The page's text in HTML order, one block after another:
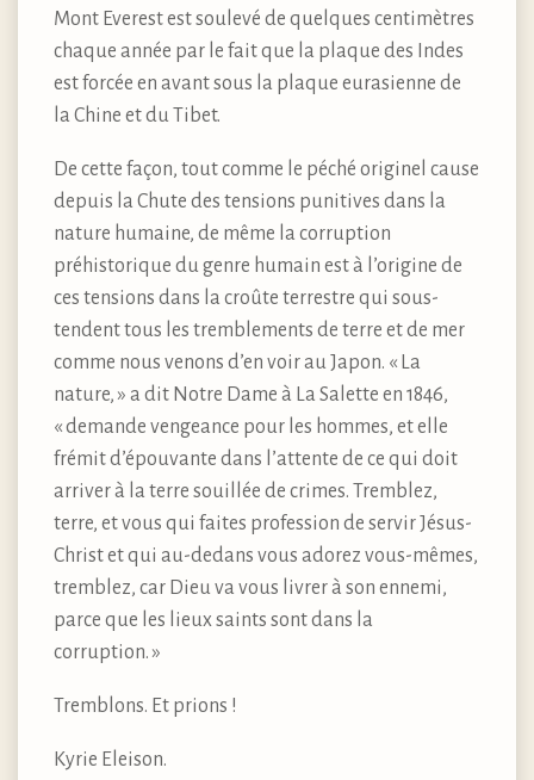
Mont Everest est soulevé de quelques centimètres
chaque année par le fait que la plaque des Indes
est forcée en avant sous la plaque eurasienne de
la Chine et du Tibet.
De cette façon, tout comme le péché originel cause
depuis la Chute des tensions punitives dans la
nature humaine, de même la corruption
préhistorique du genre humain est à l’origine de
ces tensions dans la croûte terrestre qui sous-
tendent tous les tremblements de terre et de mer
comme nous venons d’en voir au Japon. « La
nature, » a dit Notre Dame à La Salette en 1846,
« demande vengeance pour les hommes, et elle
frémit d’épouvante dans l’attente de ce qui doit
arriver à la terre souillée de crimes. Tremblez,
terre, et vous qui faites profession de servir Jésus-
Christ et qui au-dedans vous adorez vous-mêmes,
tremblez, car Dieu va vous livrer à son ennemi,
parce que les lieux saints sont dans la
corruption. »
Tremblons. Et prions !
Kyrie Eleison.